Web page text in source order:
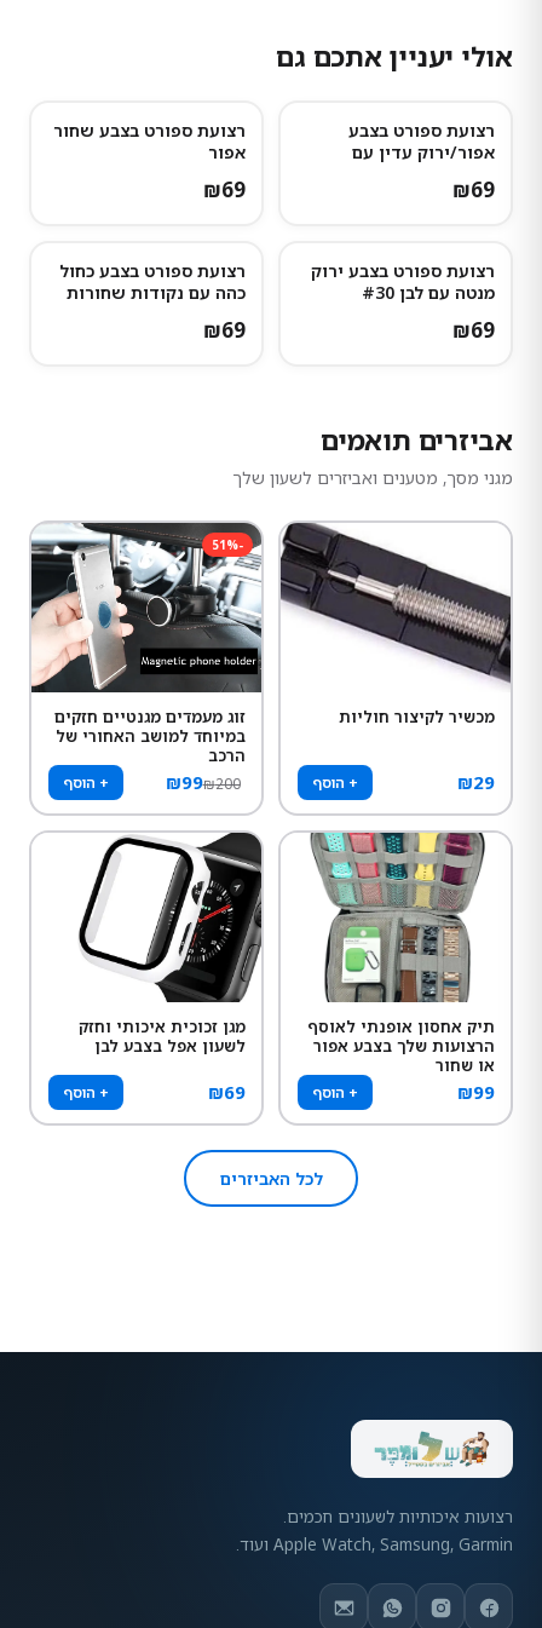
אולי יעניין אתכם גם
רצועת ספורט בצבע
אפור/ירוק עדין עם
₪69
רצועת ספורט בצבע שחור
אפור
₪69
רצועת ספורט בצבע ירוק
מנטה עם לבן #30
₪69
רצועת ספורט בצבע כחול
כהה עם נקודות שחורות
₪69
אביזרים תואמים
מגני מסך, מטענים ואביזרים לשעון שלך
מכשיר לקיצור חוליות
₪29 + הוסף
-
51%
זוג מעמדים מגנטיים חזקים
במיוחד למושב האחורי של
הרכב
₪99₪200 + הוסף
תיק אחסון אופנתי לאוסף
הרצועות שלך בצבע אפור
או שחור
₪99 + הוסף
מגן זכוכית איכותי וחזק
לשעון אפל בצבע לבן
₪69 + הוסף
לכל האביזרים
רצועות איכותיות לשעונים חכמים.
Apple Watch, Samsung, Garmin ועוד.